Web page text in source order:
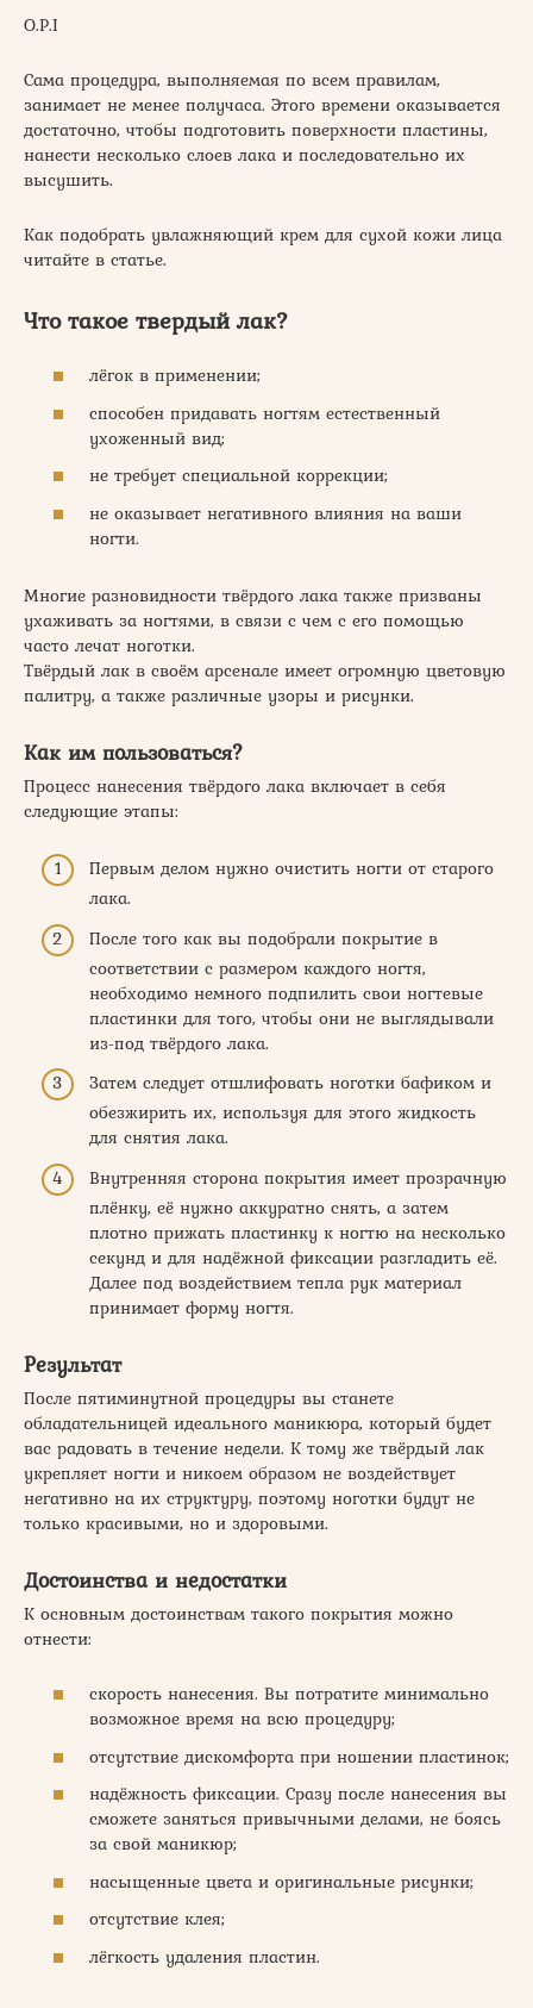
O.P.I
Сама процедура, выполняемая по всем правилам,
занимает не менее получаса. Этого времени оказывается
достаточно, чтобы подготовить поверхности пластины,
нанести несколько слоев лака и последовательно их
высушить.
Как подобрать увлажняющий крем для сухой кожи лица
читайте в статье.
Что такое твердый лак?
лёгок в применении;
способен придавать ногтям естественный
ухоженный вид;
не требует специальной коррекции;
не оказывает негативного влияния на ваши
ногти.
Многие разновидности твёрдого лака также призваны
ухаживать за ногтями, в связи с чем с его помощью
часто лечат ноготки.
Твёрдый лак в своём арсенале имеет огромную цветовую
палитру, а также различные узоры и рисунки.
Как им пользоваться?
Процесс нанесения твёрдого лака включает в себя
следующие этапы:
Первым делом нужно очистить ногти от старого
лака.
После того как вы подобрали покрытие в
соответствии с размером каждого ногтя,
необходимо немного подпилить свои ногтевые
пластинки для того, чтобы они не выглядывали
из-под твёрдого лака.
Затем следует отшлифовать ноготки бафиком и
обезжирить их, используя для этого жидкость
для снятия лака.
Внутренняя сторона покрытия имеет прозрачную
плёнку, её нужно аккуратно снять, а затем
плотно прижать пластинку к ногтю на несколько
секунд и для надёжной фиксации разгладить её.
Далее под воздействием тепла рук материал
принимает форму ногтя.
Результат
После пятиминутной процедуры вы станете
обладательницей идеального маникюра, который будет
вас радовать в течение недели. К тому же твёрдый лак
укрепляет ногти и никоем образом не воздействует
негативно на их структуру, поэтому ноготки будут не
только красивыми, но и здоровыми.
Достоинства и недостатки
К основным достоинствам такого покрытия можно
отнести:
скорость нанесения. Вы потратите минимально
возможное время на всю процедуру;
отсутствие дискомфорта при ношении пластинок;
надёжность фиксации. Сразу после нанесения вы
сможете заняться привычными делами, не боясь
за свой маникюр;
насыщенные цвета и оригинальные рисунки;
отсутствие клея;
лёгкость удаления пластин.